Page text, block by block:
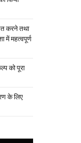
करने तथा
में महत्वपूर्ण
को पूरा
के लिए